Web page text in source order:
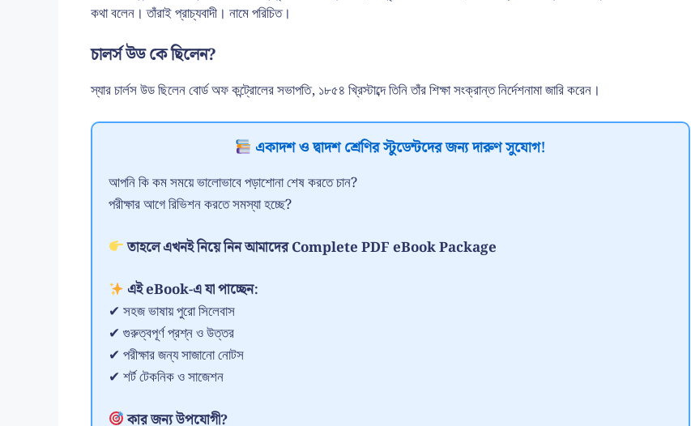
কথা বলেন। তাঁরাই প্রাচ্যবাদী। নামে পরিচিত।
চালর্স উড কে ছিলেন?
স্যার চার্লস উড ছিলেন বোর্ড অফ কন্ট্রোলের সভাপতি, ১৮৫৪ খ্রিস্টাব্দে তিনি তাঁর শিক্ষা সংক্রান্ত নির্দেশনামা জারি করেন।
একাদশ ও দ্বাদশ শ্রেণির স্টুডেন্টদের জন্য দারুণ সুযোগ!
আপনি কি কম সময়ে ভালোভাবে পড়াশোনা শেষ করতে চান?
পরীক্ষার আগে রিভিশন করতে সমস্যা হচ্ছে?
তাহলে এখনই নিয়ে নিন আমাদের Complete PDF eBook Package
এই eBook-এ যা পাচ্ছেন:
✔ সহজ ভাষায় পুরো সিলেবাস
✔ গুরুত্বপূর্ণ প্রশ্ন ও উত্তর
✔ পরীক্ষার জন্য সাজানো নোটস
✔ শর্ট টেকনিক ও সাজেশন
কার জন্য উপযোগী?